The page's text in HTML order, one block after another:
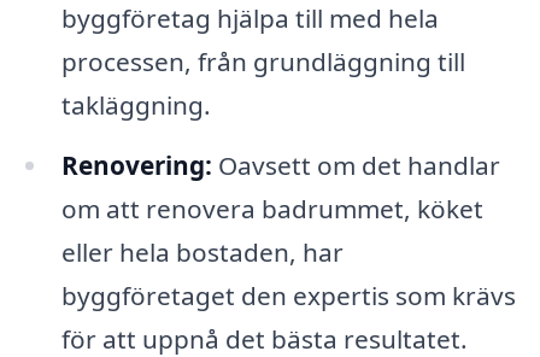
byggföretag hjälpa till med hela
processen, från grundläggning till
takläggning.
Renovering: Oavsett om det handlar
om att renovera badrummet, köket
eller hela bostaden, har
byggföretaget den expertis som krävs
för att uppnå det bästa resultatet.